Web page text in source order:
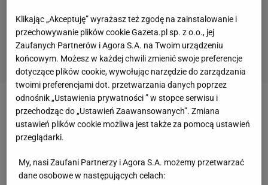
Zobacz wideo "Mam nadzieję, że Grbić porwie
chłopaków do walki o najwyższe cele"
O Modenie pisano, że to niemożliwe, żeby mieć
taki skład. I co?
Klikając „Akceptuję” wyrażasz też zgodę na zainstalowanie i
przechowywanie plików cookie Gazeta.pl sp. z o.o., jej
Zaufanych Partnerów i Agora S.A. na Twoim urządzeniu
końcowym. Możesz w każdej chwili zmienić swoje preferencje
dotyczące plików cookie, wywołując narzędzie do zarządzania
twoimi preferencjami dot. przetwarzania danych poprzez
odnośnik „Ustawienia prywatności ” w stopce serwisu i
przechodząc do „Ustawień Zaawansowanych”. Zmiana
ustawień plików cookie możliwa jest także za pomocą ustawień
przeglądarki.
My, nasi Zaufani Partnerzy i Agora S.A. możemy przetwarzać
dane osobowe w następujących celach: